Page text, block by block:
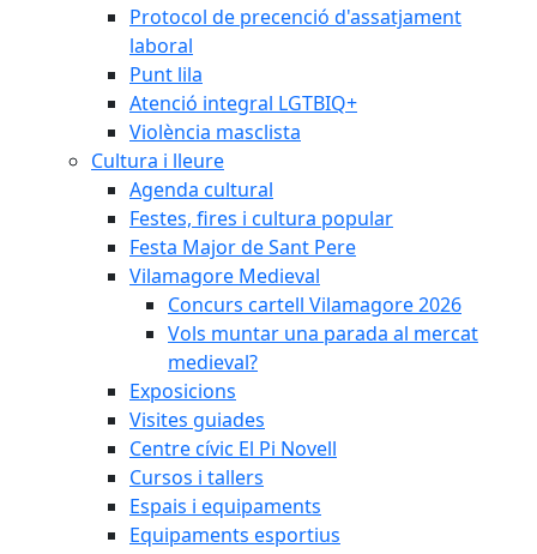
Protocol de precenció d'assatjament
laboral
Punt lila
Atenció integral LGTBIQ+
Violència masclista
Cultura i lleure
Agenda cultural
Festes, fires i cultura popular
Festa Major de Sant Pere
Vilamagore Medieval
Concurs cartell Vilamagore 2026
Vols muntar una parada al mercat
medieval?
Exposicions
Visites guiades
Centre cívic El Pi Novell
Cursos i tallers
Espais i equipaments
Equipaments esportius